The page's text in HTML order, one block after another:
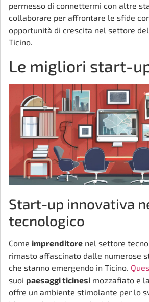
permesso di connettermi con altre
collaborare per affrontare le sfide
opportunità di crescita nel settore
Ticino.
Le migliori start-
Start-up innovativa
tecnologico
Come imprenditore nel settore
rimasto affascinato dalle numerose
che stanno emergendo in Ticino.
suoi paesaggi ticinesi mozzafiato e
offre un ambiente stimolante per lo